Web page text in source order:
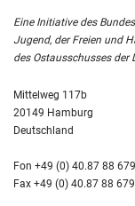
Eine Initiative des
Jugend, der Freien und
des Ostausschusses der
Mittelweg 117b
20149 Hamburg
Deutschland
Fon +49 (0) 40.87 88
Fax +49 (0) 40.87 88